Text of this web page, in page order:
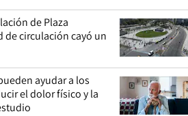
de Plaza
de circulación cayó un
ayudar a los
el dolor físico y la